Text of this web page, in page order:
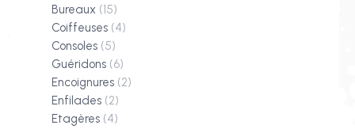
Bureaux (15)
Coiffeuses (4)
Consoles (5)
Guéridons (6)
Encoignures (2)
Enfilades (2)
Etagères (4)